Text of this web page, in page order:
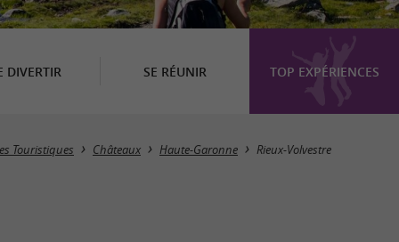
DIVERTIR SE RÉUNIR TOP EXPÉRIENCES
Masquer la carte
Touristiques Châteaux Haute-Garonne Rieux-Volvestre